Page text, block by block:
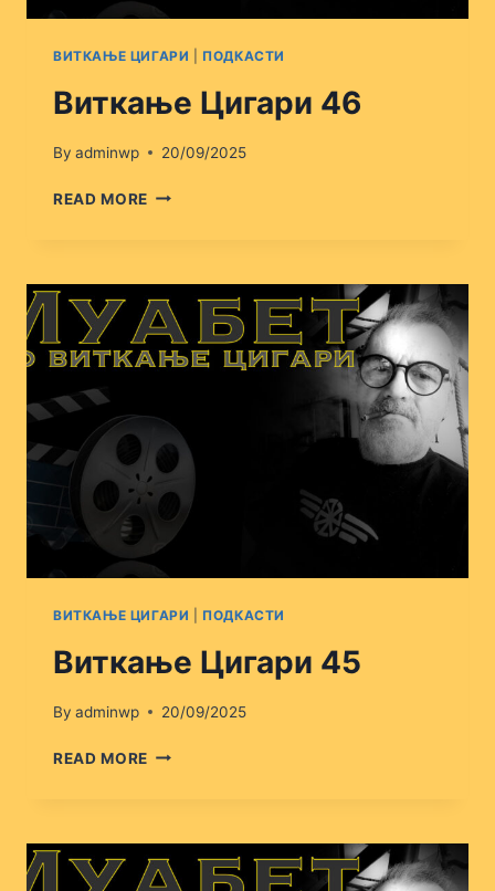
ВИТКАЊЕ ЦИГАРИ ПОДКАСТИ
Виткање Цигари 46
By adminwp 20/09/2025
READ MORE ВИТКАЊЕ
ВИТКАЊЕ ЦИГАРИ ПОДКАСТИ
Виткање Цигари 45
By adminwp 20/09/2025
READ MORE ВИТКАЊЕ